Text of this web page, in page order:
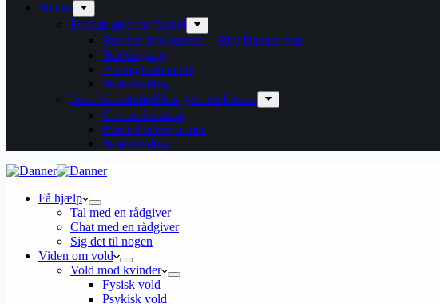
Støt os
Du kan gøre en forskel
Støt fast hver måned – Bliv Danner ven
Støt én gang
Arv og testamente
Skattefradrag
Jeres virksomhed kan gøre en forskel
Giv en donation
Bliv erhvervspartner
Skattefradrag
Få hjælp
Tal med en rådgiver
Chat med en rådgiver
Sig det til nogen
Viden om vold
Vold mod kvinder
Fysisk vold
Psykisk vold